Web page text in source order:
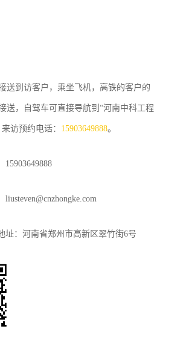
送到访客户，乘坐飞机，高铁的客户的
送，自驾车可直接导航到“河南中科工程
访预约电话： 15903649888。
15903649888
liusteven@cnzhongke.com
址：河南省郑州市高新区翠竹街6号